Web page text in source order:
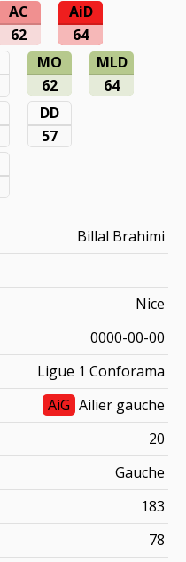
AC
62
AiD
64
MO
62
MLD
64
DD
57
Billal Brahimi
Nice
0000-00-00
Ligue 1 Conforama
AiG Ailier gauche
20
Gauche
183
78